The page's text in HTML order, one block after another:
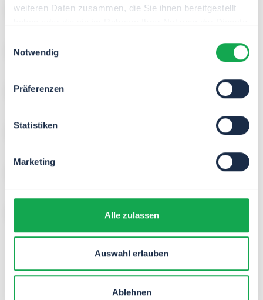
weiteren Daten zusammen, die Sie ihnen bereitgestellt
Notwendig
Präferenzen
Statistiken
Marketing
Alle zulassen
Auswahl erlauben
Ablehnen
Marketing
Process Management
Quality Management
Sales
Service
Project Management